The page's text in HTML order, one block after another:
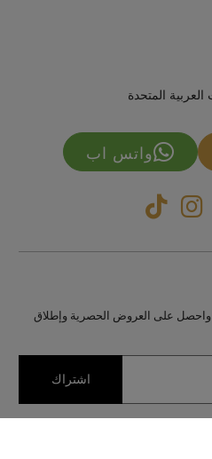
العربية المتحدة
واتس اب
واحصل على العروض الحصرية وإطلاق
اشتراك